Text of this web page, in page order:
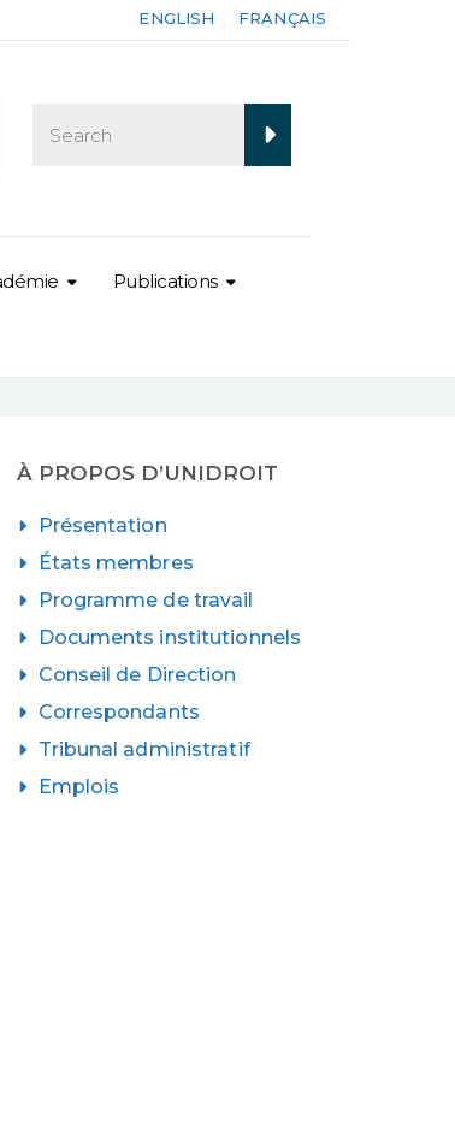
ENGLISH FRANÇAIS
Publications
À PROPOS D’UNIDROIT
Présentation
États membres
Programme de travail
Documents institutionnels
Conseil de Direction
Correspondants
Tribunal administratif
Emplois